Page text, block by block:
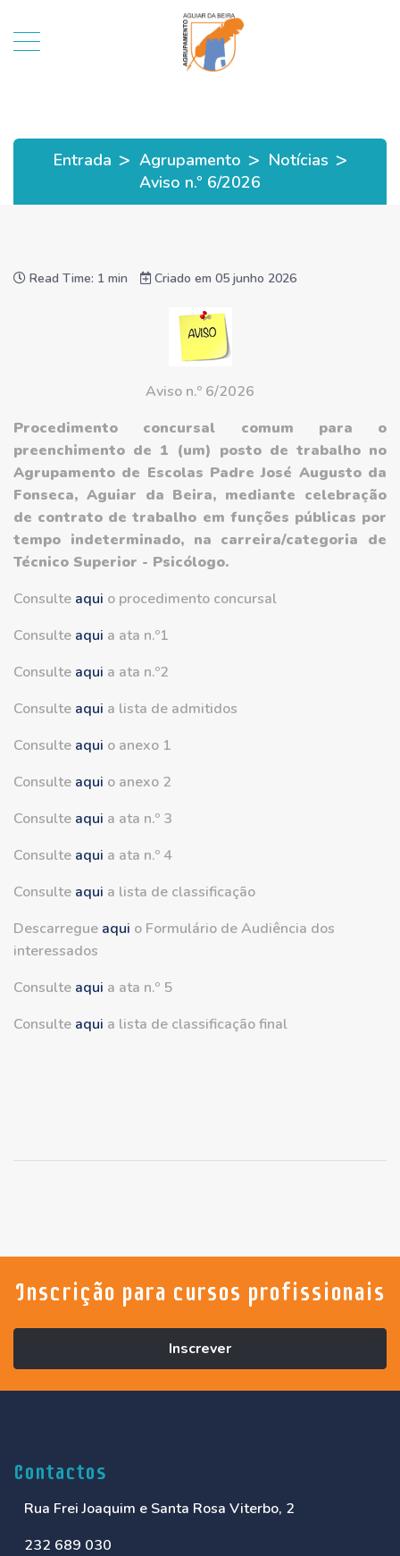
Entrada > Agrupamento > Notícias >
Aviso n.º 6/2026
Read Time: 1 min Criado em 05 junho 2026
Aviso n.º 6/2026
Procedimento concursal comum para o
preenchimento de 1 (um) posto de trabalho no
Agrupamento de Escolas Padre José Augusto da
Fonseca, Aguiar da Beira, mediante celebração
de contrato de trabalho em funções públicas por
tempo indeterminado, na carreira/categoria de
Técnico Superior - Psicólogo.
Consulte aqui o procedimento concursal
Consulte aqui a ata n.º1
Consulte aqui a ata n.º2
Consulte aqui a lista de admitidos
Consulte aqui o anexo 1
Consulte aqui o anexo 2
Consulte aqui a ata n.º 3
Consulte aqui a ata n.º 4
Consulte aqui a lista de classificação
Descarregue aqui o Formulário de Audiência dos
interessados
Consulte aqui a ata n.º 5
Consulte aqui a lista de classificação final
Inscrição para cursos profissionais
Inscrever
Contactos
Rua Frei Joaquim e Santa Rosa Viterbo, 2
232 689 030